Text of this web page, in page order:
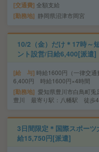
交通費 全額支給
勤務地 静岡県沼津市岡宮
10/2（金）だけ＊17時～
ント設営/日給6,400[派遣]
給 与 時給1600円（一律交
6,400円 時給1600円×4時間
勤務地 愛知県豊川市白鳥町
豊川 最寄り駅：八幡駅 徒歩
3日間限定＊国際スポー
給15,750円[派遣]